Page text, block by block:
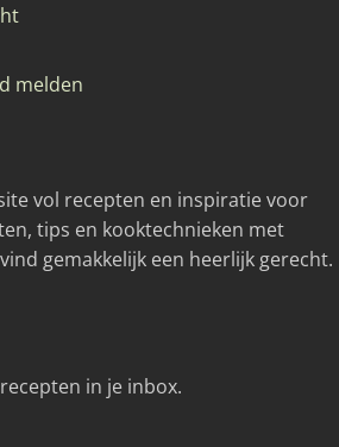
melden
vol recepten en inspiratie voor
tips en kooktechnieken met
gemakkelijk een heerlijk gerecht.
in je inbox.